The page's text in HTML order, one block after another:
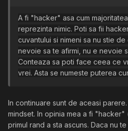
A fi "hacker" asa cum
reprezinta nimic. Poti sa fii
cuvantului si nimeni sa nu stie de
nevoie sa te afirmi, nu e nevoie
Conteaza sa poti face ceea ce
vrei. Asta se numeste puterea
In continuare sunt de aceasi
mindset. In opinia mea a fi "hacker"
primul rand a sta ascuns. Daca nu